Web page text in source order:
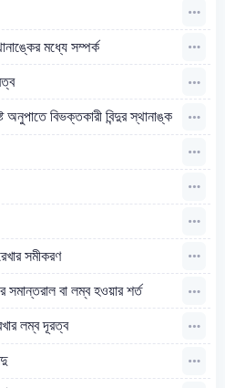
মধ্যে সম্পর্ক
অনুপাতে বিভক্তকারী বিন্দুর স্থানাঙ্ক
সমীকরণ
সমান্তরাল বা লম্ব হওয়ার শর্ত
লম্ব দূরত্ব